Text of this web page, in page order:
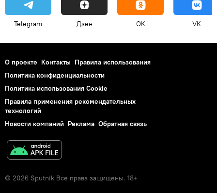
Telegram Дзен OK VK
О проекте Контакты Правила использования
Политика конфиденциальности
Политика использования Cookie
Правила применения рекомендательных
технологий
Новости компаний Реклама Обратная связь
© 2026 Sputnik Все права защищены. 18+